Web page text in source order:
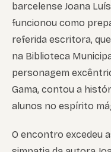
barcelense Joana
funcionou como
referida escritora,
na Biblioteca
personagem
Gama, contou a
alunos no espírito
O encontro excedeu